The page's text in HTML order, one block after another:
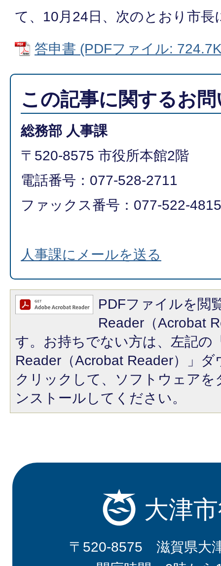
て、10月24日、次のとおり市長
答申書 (PDFファイル:
この記事に関するお
総務部 人事課
〒520-8575 市役所本館2階
電話番号：077-528-2711
ファックス番号：077-522-4815
人事課にメールを送る
PDFファイルを閲
Reader（Acrobat
す。お持ちでない方は、左記の
Reader（Acrobat Reader）」
クリックして、ソフトウェア
ンストールしてください。
大津
〒520-8575 滋賀県大